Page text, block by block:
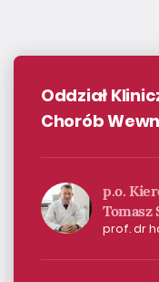
Oddział
Chorób
p.o.
Tomasz
prof. dr